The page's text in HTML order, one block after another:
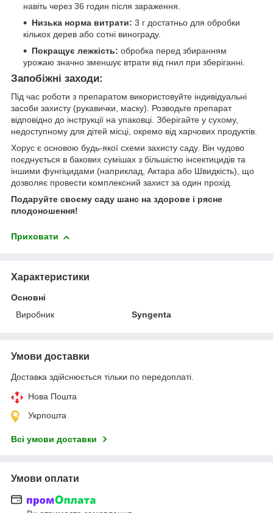
навіть через 36 годин після зараження.
Низька норма витрати: 3 г достатньо для обробки
кількох дерев або сотні винограду.
Покращує лежкість: обробка перед збиранням
урожаю значно зменшує втрати від гнил при зберіганні.
Запобіжні заходи:
Під час роботи з препаратом використовуйте індивідуальні
засоби захисту (рукавички, маску). Розводьте препарат
відповідно до інструкції на упаковці. Зберігайте у сухому,
недоступному для дітей місці, окремо від харчових продуктів.
Хорус є основою будь-якої схеми захисту саду. Він чудово
поєднується в бакових сумішах з більшістю інсектицидів та
іншими фунгіцидами (наприклад, Актара або Швидкість), що
дозволяє провести комплексний захист за один прохід.
Подаруйте своєму саду шанс на здорове і рясне
плодоношення!
Приховати
Характеристики
Основні
Виробник
Syngenta
Умови доставки
Доставка здійснюється тільки по передоплаті.
Нова Пошта
Укрпошта
Всі умови доставки
Умови оплати